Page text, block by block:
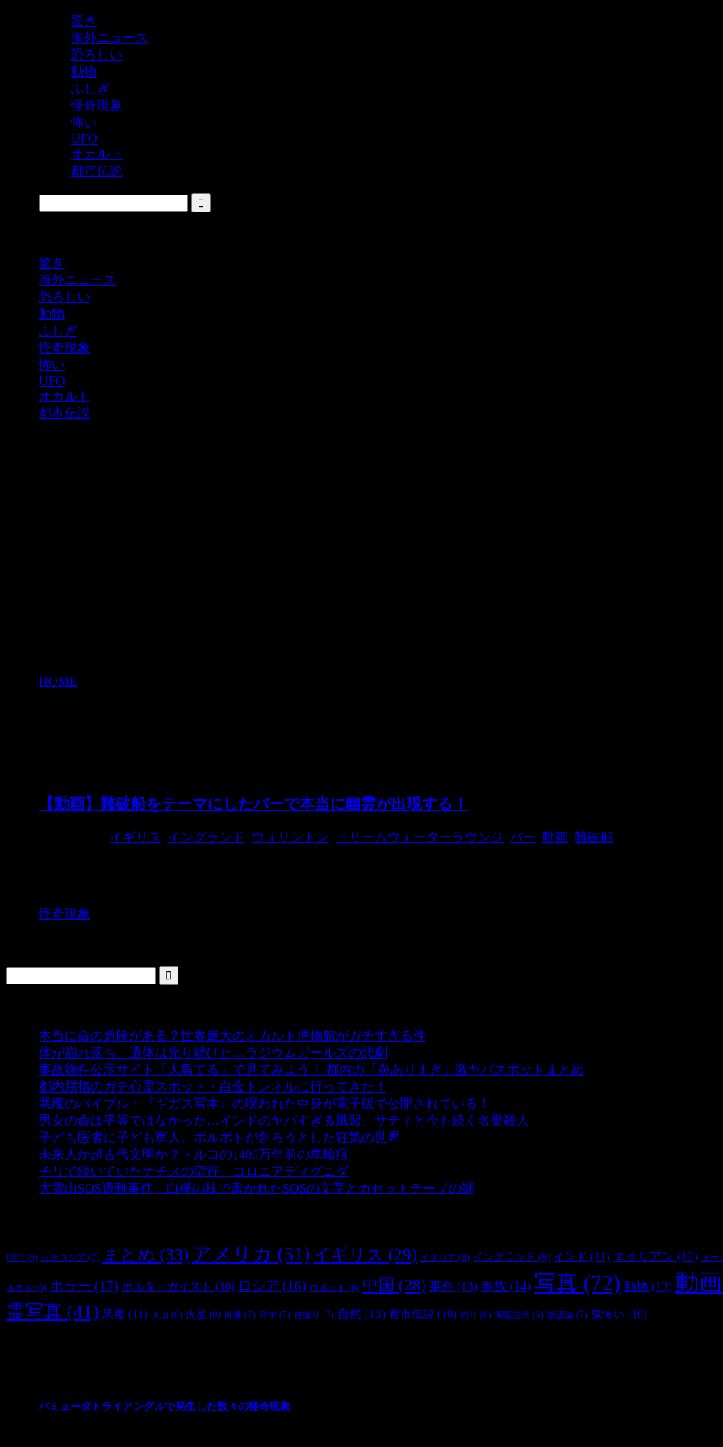
驚き
海外ニュース
恐ろしい
動物
ふしぎ
怪奇現象
怖い
UFO
オカルト
都市伝説
驚き
海外ニュース
恐ろしい
動物
ふしぎ
怪奇現象
怖い
UFO
オカルト
都市伝説
HOME
【動画】難破船をテーマにしたバーで本当に幽霊が出現する！
イギリス イングランド ウォリントン ドリームウォーターラウンジ バー 動画 難破船
怪奇現象
本当に命の危険がある？世界最大のオカルト博物館がガチすぎる件
体が崩れ落ち、遺体は光り続けた…ラジウムガールズの悲劇
事故物件公示サイト「大島てる」で見てみよう！ 都内の「炎ありすぎ」激ヤバスポットまとめ
都内屈指のガチ心霊スポット・白金トンネルに行ってきた！
悪魔のバイブル・『ギガス写本』の呪われた中身が電子版で公開されている！
男女の命は平等ではなかった…インドのヤバすぎる風習、サティと今も続く名誉殺人
子ども医者に子ども軍人、ポルポトが創ろうとした狂気の世界
未来人か超古代文明か？トルコの1400万年前の車輪痕
チリで続いていたナチスの蛮行、コロニアディグニダ- 2,902 ビュー
大雪山SOS遭難事件 白樺の枝で書かれたSOSの文字とカセットテープの謎
UFO (6) おそロシア (7) まとめ (33) アメリカ (51) イギリス (29) イタリア (6) イングランド (9) インド (11) エイリアン (12) オー
ホテル (6) ホラー (17) ポルターガイスト (10) ロシア (16) ロボット (6) 中国 (28) 事件 (13) 事故 (14) 写真 (72) 動物 (13) 動画
霊写真 (41) 悪魔 (11) 火山 (6) 火星 (9) 画像 (7) 科学 (7) 自撮り (7) 自然 (13) 都市伝説 (10) 釣り (6) 閲覧注意 (6) 陰謀論 (7) 鬼怖い (10)
バミューダトライアングルで発生した数々の怪奇現象